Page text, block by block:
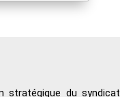
stratégique du syndicat